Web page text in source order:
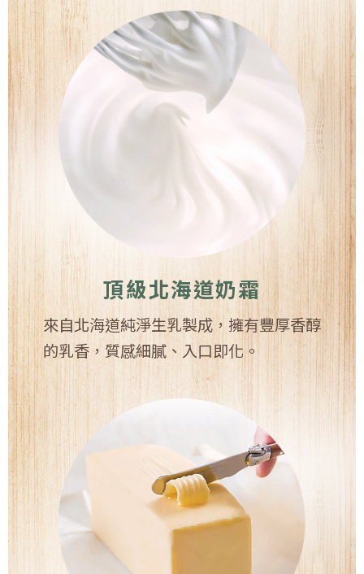
頂級北海道奶霜
來自北海道純淨生乳製成，擁有豐厚香醇
的乳香，質感細膩、入口即化。